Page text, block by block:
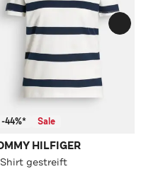
-44%* Sale
HILFIGER
gestreift